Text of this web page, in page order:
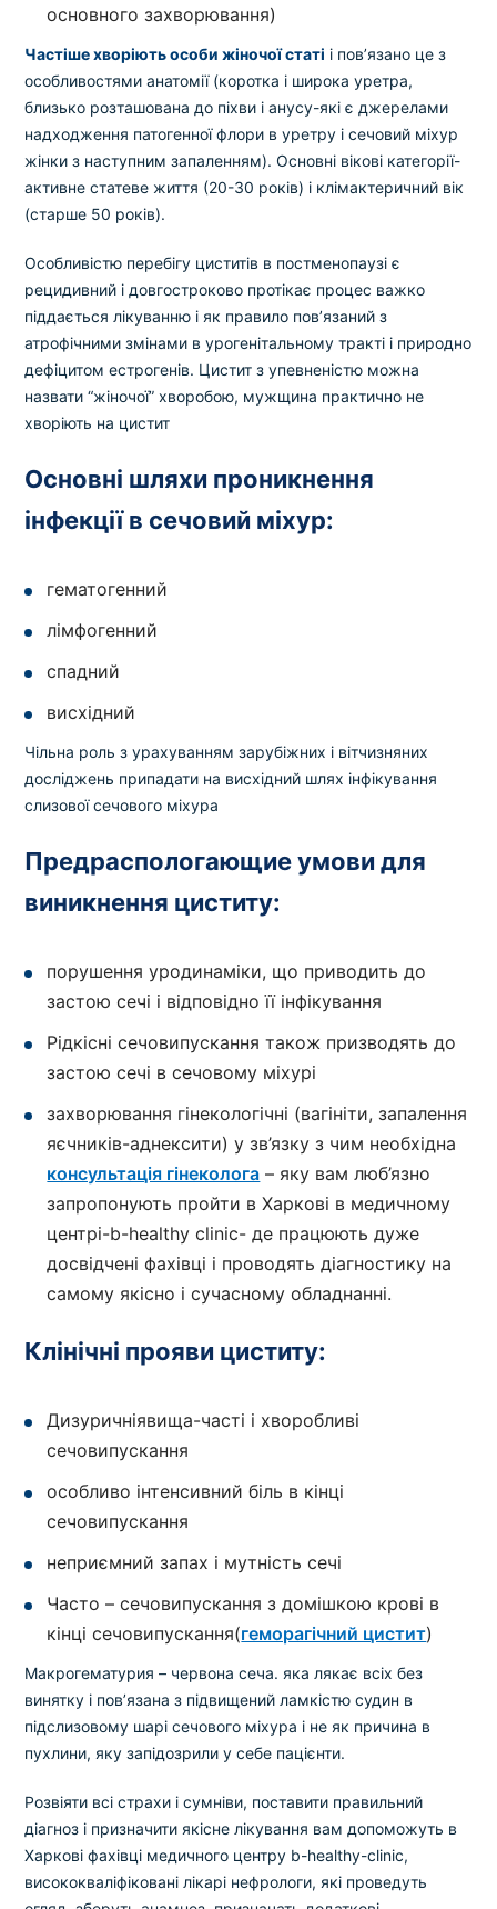
основного захворювання)
Частіше хворіють особи жіночої статі і пов’язано це з
особливостями анатомії (коротка і широка уретра,
близько розташована до піхви і анусу-які є джерелами
надходження патогенної флори в уретру і сечовий міхур
жінки з наступним запаленням). Основні вікові категорії-
активне статеве життя (20-30 років) і клімактеричний вік
(старше 50 років).
Особливістю перебігу циститів в постменопаузі є
рецидивний і довгостроково протікає процес важко
піддається лікуванню і як правило пов’язаний з
атрофічними змінами в урогенітальному тракті і природно
дефіцитом естрогенів. Цистит з упевненістю можна
назвати “жіночої” хворобою, мужщина практично не
хворіють на цистит
Основні шляхи проникнення
інфекції в сечовий міхур:
гематогенний
лімфогенний
спадний
висхідний
Чільна роль з урахуванням зарубіжних і вітчизняних
досліджень припадати на висхідний шлях інфікування
слизової сечового міхура
Предраспологающие умови для
виникнення циститу:
порушення уродинаміки, що приводить до
застою сечі і відповідно її інфікування
Рідкісні сечовипускання також призводять до
застою сечі в сечовому міхурі
захворювання гінекологічні (вагініти, запалення
яєчників-аднексити) у зв’язку з чим необхідна
консультація гінеколога – яку вам люб’язно
запропонують пройти в Харкові в медичному
центрі-b-healthy clinic- де працюють дуже
досвідчені фахівці і проводять діагностику на
самому якісно і сучасному обладнанні.
Клінічні прояви циститу:
Дизуричніявища-часті і хворобливі
сечовипускання
особливо інтенсивний біль в кінці
сечовипускання
неприємний запах і мутність сечі
Часто – сечовипускання з домішкою крові в
кінці сечовипускання(геморагічний цистит)
Макрогематурия – червона сеча. яка лякає всіх без
винятку і пов’язана з підвищений ламкістю судин в
підслизовому шарі сечового міхура і не як причина в
пухлини, яку запідозрили у себе пацієнти.
Розвіяти всі страхи і сумніви, поставити правильний
діагноз і призначити якісне лікування вам допоможуть в
Харкові фахівці медичного центру b-healthy-clinic,
висококваліфіковані лікарі нефрологи, які проведуть
Якщо ви не знаєте, які аналізи вам необхідні,
запишіться до лікаря
на консультацію .
* Адміністрація клініки вживає всіх заходів для
своєчасного оновлення розміщеного на сайті прайс-
рекомендуємо уточнювати вартість та терміни
виконання досліджень за телефонами, вказаними на
сайті.